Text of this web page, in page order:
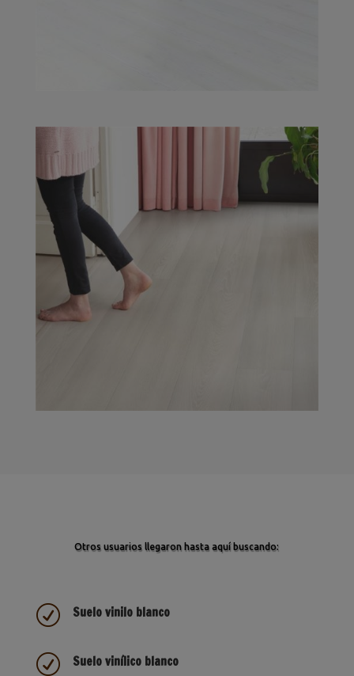
Otros usuarios llegaron hasta aquí buscando:
R Suelo vinilo blanco
R Suelo vinílico blanco